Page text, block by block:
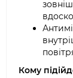
Кому